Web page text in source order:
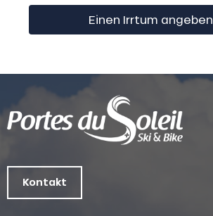
Einen Irrtum angeben
Kontakt